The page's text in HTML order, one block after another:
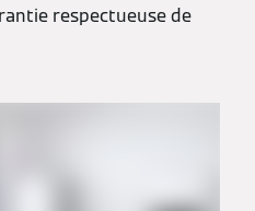
respectueuse de